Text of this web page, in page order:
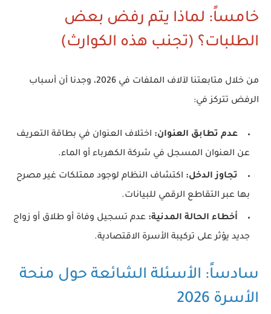
خامساً: لماذا يتم رفض بعض
الطلبات؟ (تجنب هذه الكوارث)
من خلال متابعتنا لآلاف الملفات في 2026، وجدنا أن أسباب
الرفض تتركز في:
عدم تطابق العنوان: اختلاف العنوان في بطاقة التعريف
عن العنوان المسجل في شركة الكهرباء أو الماء.
تجاوز الدخل: اكتشاف النظام لوجود ممتلكات غير مصرح
بها عبر التقاطع الرقمي للبيانات.
أخطاء الحالة المدنية: عدم تسجيل وفاة أو طلاق أو زواج
جديد يؤثر على تركيبة الأسرة الاقتصادية.
سادساً: الأسئلة الشائعة حول منحة
الأسرة 2026